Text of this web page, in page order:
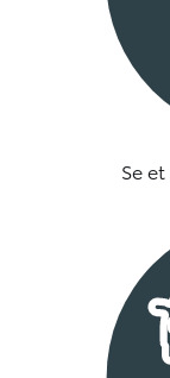
Se